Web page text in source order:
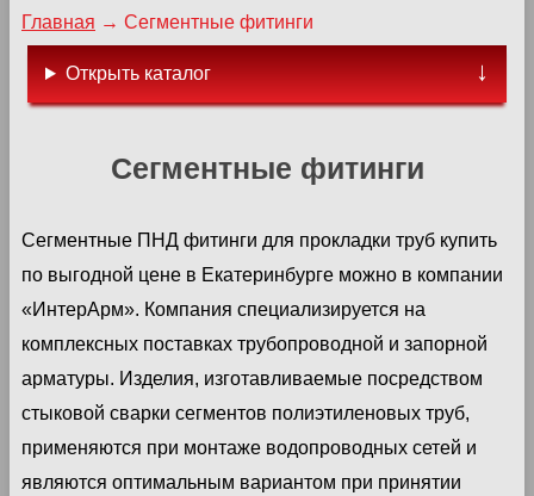
Главная → Сегментные фитинги
Сегментные фитинги
Сегментные ПНД фитинги для прокладки труб купить
по выгодной цене в Екатеринбурге можно в компании
«ИнтерАрм». Компания специализируется на
комплексных поставках трубопроводной и запорной
арматуры. Изделия, изготавливаемые посредством
стыковой сварки сегментов полиэтиленовых труб,
применяются при монтаже водопроводных сетей и
являются оптимальным вариантом при принятии
Открыть каталог